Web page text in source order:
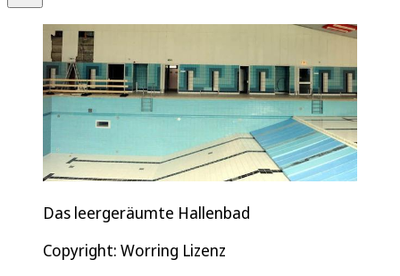
Das leergeräumte Hallenbad
Copyright: Worring Lizenz